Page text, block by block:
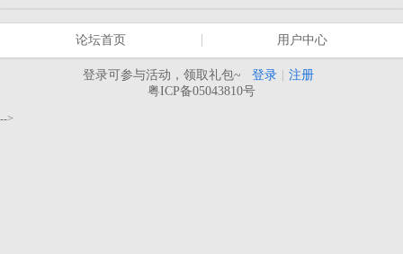
论坛首页 用户中心
登录可参与活动，领取礼包~ 登录
注册
粤ICP备05043810号
-->